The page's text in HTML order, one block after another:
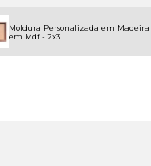
Moldura Personalizada em
em Mdf - 2x3